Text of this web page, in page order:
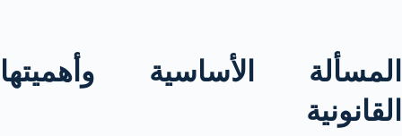
المسألة الأساسية وأهميتها
القانونية